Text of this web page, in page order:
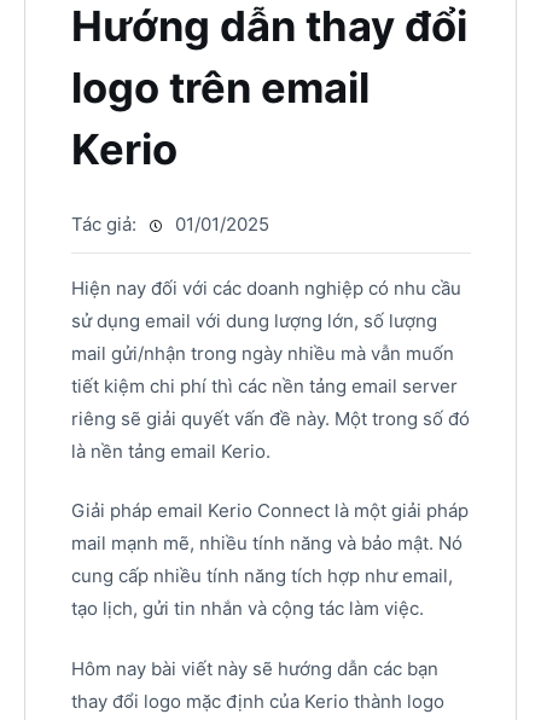
Hướng dẫn thay đổi
logo trên email
Kerio
Tác giả: 01/01/2025
Hiện nay đối với các doanh nghiệp có nhu cầu
sử dụng email với dung lượng lớn, số lượng
mail gửi/nhận trong ngày nhiều mà vẫn muốn
tiết kiệm chi phí thì các nền tảng email server
riêng sẽ giải quyết vấn đề này. Một trong số đó
là nền tảng email Kerio.
Giải pháp email Kerio Connect là một giải pháp
mail mạnh mẽ, nhiều tính năng và bảo mật. Nó
cung cấp nhiều tính năng tích hợp như email,
tạo lịch, gửi tin nhắn và cộng tác làm việc.
Hôm nay bài viết này sẽ hướng dẫn các bạn
thay đổi logo mặc định của Kerio thành logo